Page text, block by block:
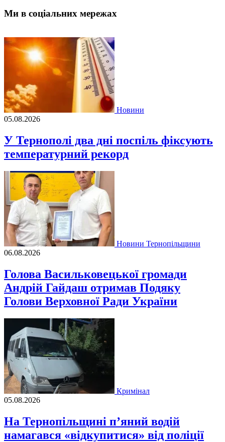
Ми в соціальних мережах
Новини
05.08.2026
У Тернополі два дні поспіль фіксують
температурний рекорд
Новини Тернопільщини
06.08.2026
Голова Васильковецької громади
Андрій Гайдаш отримав Подяку
Голови Верховної Ради України
Кримінал
05.08.2026
На Тернопільщині п’яний водій
намагався «відкупитися» від поліції